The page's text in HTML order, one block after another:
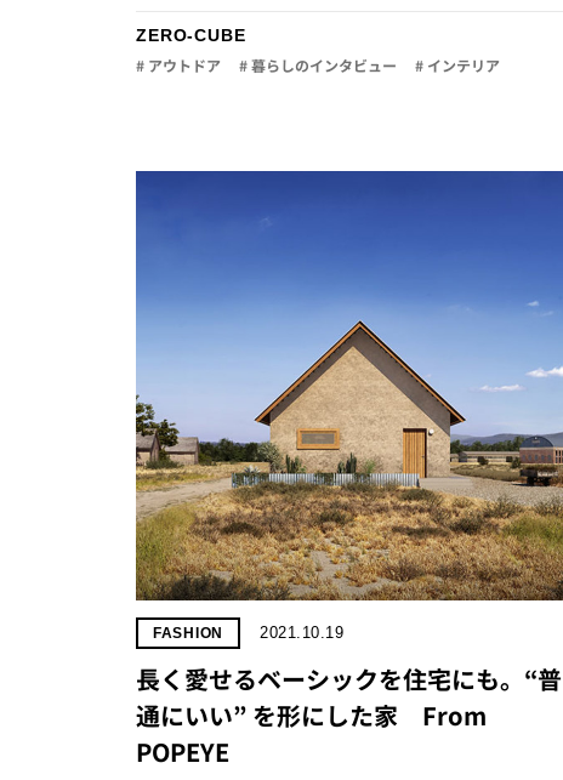
ZERO-CUBE
# アウトドア # 暮らしのインタビュー # インテリア
FASHION 2021.10.19
長く愛せるベーシックを住宅にも。“普
通にいい” を形にした家 From
POPEYE